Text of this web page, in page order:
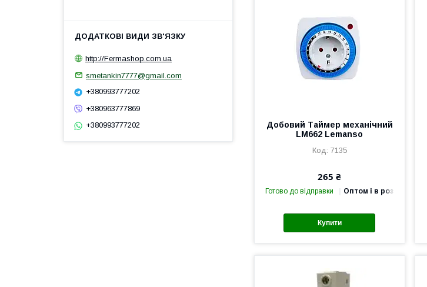
Добовий Таймер механічний
LM662 Lemanso
7135
265 ₴
Готово до відправки Оптом і в роздріб
Купити
http://Fermashop.com.ua
smetankin7777@gmail.com
+380993777202
+380963777869
+380993777202